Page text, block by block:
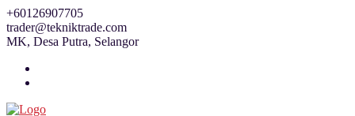
Skip
to
content
+60126907705
trader@tekniktrade.com
MK, Desa Putra, Selangor